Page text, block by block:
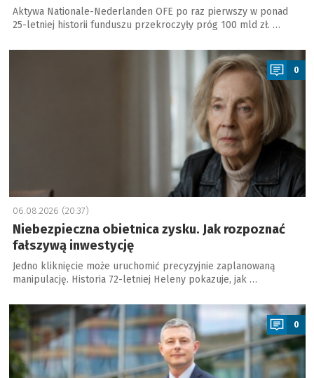
Aktywa Nationale-Nederlanden OFE po raz pierwszy w ponad
25-letniej historii funduszu przekroczyły próg 100 mld zł. …
a
0
06.08.2026 (20:37)
Niebezpieczna obietnica zysku. Jak rozpoznać
fałszywą inwestycję
Jedno kliknięcie może uruchomić precyzyjnie zaplanowaną
manipulację. Historia 72-letniej Heleny pokazuje, jak …
a
0